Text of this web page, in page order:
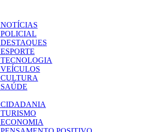
NOTÍCIAS
POLICIAL
DESTAQUES
ESPORTE
TECNOLOGIA
VEÍCULOS
CULTURA
SAÚDE
CIDADANIA
TURISMO
ECONOMIA